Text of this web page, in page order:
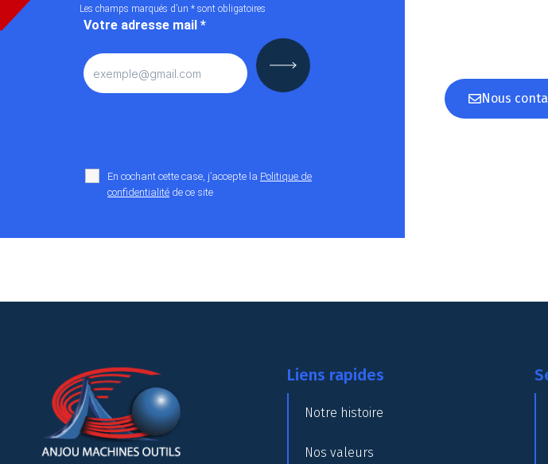
Les champs marqués d’un * sont obligatoires
Votre adresse mail *
En cochant cette case, j’accepte la Politique de
confidentialité de ce site
Nous
Liens rapides
Notre histoire
Nos valeurs